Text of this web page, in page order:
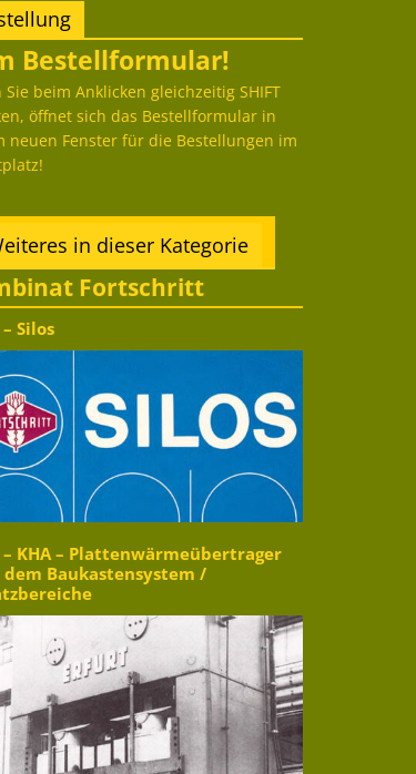
Bestellformular!
Sie beim Anklicken gleichzeitig SHIFT
öffnet sich das Bestellformular in
neuen Fenster für die Bestellungen im
in dieser Kategorie
Fortschritt
Silos
– KHA – Plattenwärmeübertrager
dem Baukastensystem /